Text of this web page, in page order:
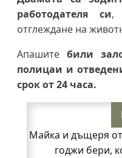
работодателя си,
отглеждане на
Апашите били
полицаи и
срок от 24 часа.
Майка и дъщеря от
годжи бери,